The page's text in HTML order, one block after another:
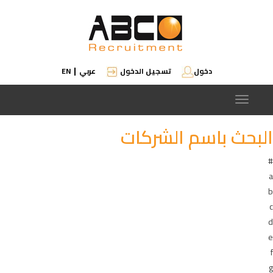
دخول تسجيل الدخول عربي |
EN
Toggle
navigation
البحث باسم الشركات
#
a
b
c
d
e
f
g